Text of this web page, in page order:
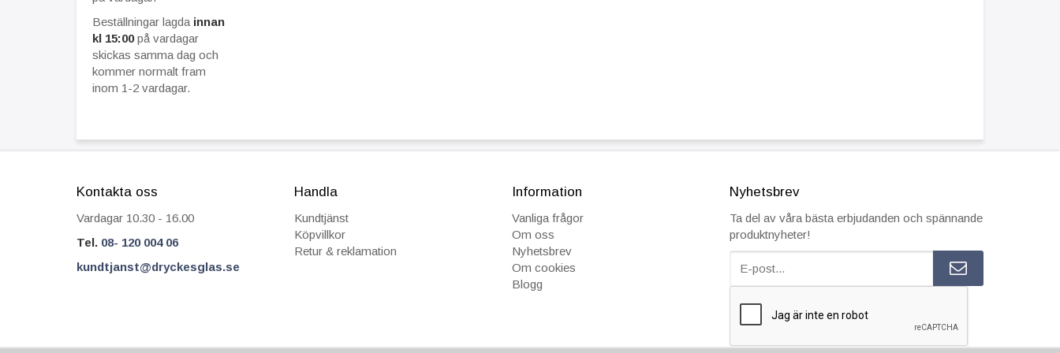
Beställningar lagda innan
kl 15:00på vardagar
skickas samma dag och
kommer normalt fram
inom 1-2 vardagar.
Kontakta oss
Vardagar 10.30 - 16.00
Tel. 08- 120 004 06
kundtjanst@dryckesglas.se
Handla
Kundtjänst
Köpvillkor
Retur & reklamation
Information
Vanliga frågor
Om oss
Nyhetsbrev
Om cookies
Blogg
Nyhetsbrev
Ta del av våra bästa erbjudanden och spännande
produktnyheter!